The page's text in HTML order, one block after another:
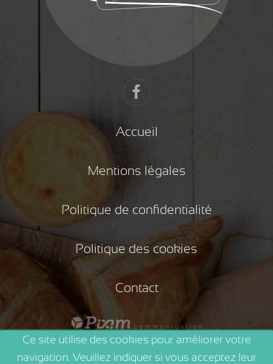
Accueil
Mentions légales
Politique de confidentialité
Politique des cookies
Contact
Ce site utilise des cookies pour améliorer votre
navigation. Veuillez indiquer si vous acceptez leur